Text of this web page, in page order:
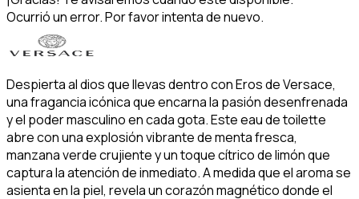
Ocurrió un error. Por favor intenta de nuevo.
Despierta al dios que llevas dentro con Eros de Versace,
una fragancia icónica que encarna la pasión desenfrenada
y el poder masculino en cada gota. Este eau de toilette
abre con una explosión vibrante de menta fresca,
manzana verde crujiente y un toque cítrico de limón que
captura la atención de inmediato. A medida que el aroma se
asienta en la piel, revela un corazón magnético donde el